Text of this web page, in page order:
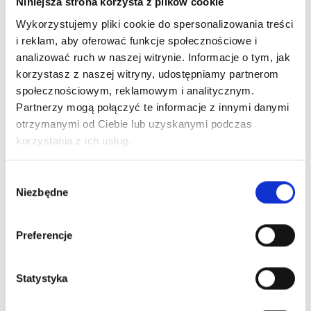
Wykorzystujemy pliki cookie do spersonalizowania treści
i reklam, aby oferować funkcje społecznościowe i
analizować ruch w naszej witrynie. Informacje o tym, jak
korzystasz z naszej witryny, udostępniamy partnerom
społecznościowym, reklamowym i analitycznym.
Partnerzy mogą połączyć te informacje z innymi danymi
otrzymanymi od Ciebie lub uzyskanymi podczas
korzystania z ich usług.
zgody
Niezbędne
Preferencje
Statystyka
wszystkich operatorów na rynku — uwzględnia
tylko tych, którzy wzięli udział w pracach
zespołu.
Ze strony NET4ZERO i raportu memory wynika,
że na rynku funkcjonuje teżKrajowy System
Kaucyjny S.A. (KSK)
praktyce
Z funkcji opisanych w raporcie KIGPR: